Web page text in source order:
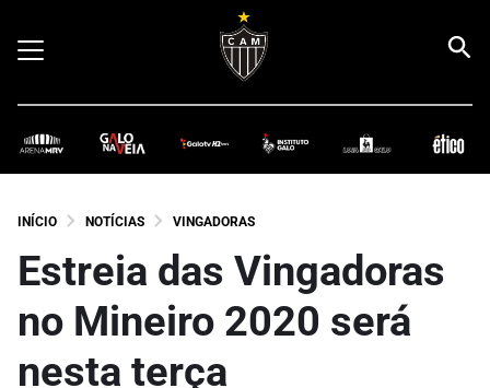
INÍCIO NOTÍCIAS VINGADORAS
Estreia das Vingadoras
no Mineiro 2020 será
nesta terça